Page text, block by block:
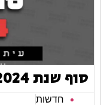
סוף שנת 2024
חדשות